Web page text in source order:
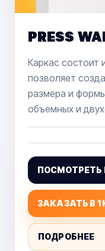
PRESS
Каркас состоит
позволяет
размера и
объемных и
ПОСМОТРЕТЬ
ЗАКАЗАТЬ В 1
ПОДРОБНЕЕ